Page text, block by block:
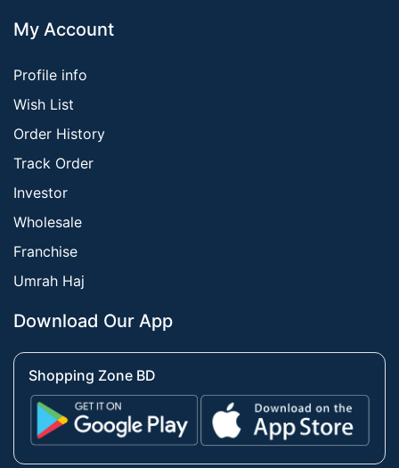
My Account
Profile info
Wish List
Order History
Track Order
Investor
Wholesale
Franchise
Umrah Haj
Download Our App
Shopping Zone BD